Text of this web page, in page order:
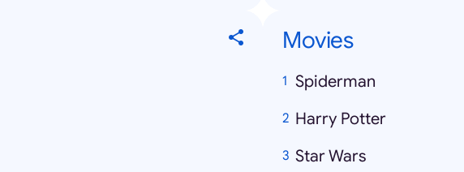
Movies
Spiderman
Harry Potter
Star Wars